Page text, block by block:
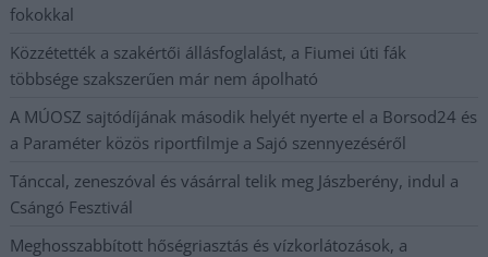
fokokkal
Közzétették a szakértői állásfoglalást, a Fiumei úti fák
többsége szakszerűen már nem ápolható
A MÚOSZ sajtódíjának második helyét nyerte el a Borsod24 és
a Paraméter közös riportfilmje a Sajó szennyezéséről
Tánccal, zeneszóval és vásárral telik meg Jászberény, indul a
Csángó Fesztivál
Meghosszabbított hőségriasztás és vízkorlátozások, a